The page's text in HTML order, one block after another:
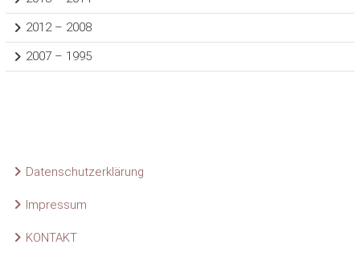
2012 – 2008
2007 – 1995
Datenschutzerklärung
Impressum
KONTAKT